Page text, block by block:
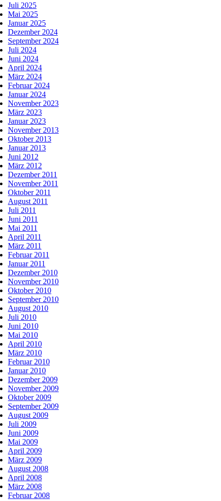
Juli 2025
Mai 2025
Januar 2025
Dezember 2024
September 2024
Juli 2024
Juni 2024
April 2024
März 2024
Februar 2024
Januar 2024
November 2023
März 2023
Januar 2023
November 2013
Oktober 2013
Januar 2013
Juni 2012
März 2012
Dezember 2011
November 2011
Oktober 2011
August 2011
Juli 2011
Juni 2011
Mai 2011
April 2011
März 2011
Februar 2011
Januar 2011
Dezember 2010
November 2010
Oktober 2010
September 2010
August 2010
Juli 2010
Juni 2010
Mai 2010
April 2010
März 2010
Februar 2010
Januar 2010
Dezember 2009
November 2009
Oktober 2009
September 2009
August 2009
Juli 2009
Juni 2009
Mai 2009
April 2009
März 2009
August 2008
April 2008
März 2008
Februar 2008